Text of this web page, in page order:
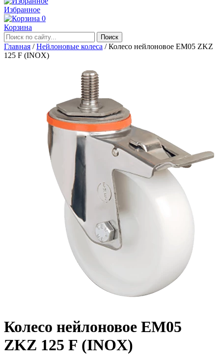
Избранное
0
Корзина
Главная /Нейлоновые колеса /Колесо нейлоновое EM05 ZKZ
125 F (INOX)
Колесо нейлоновое EM05
ZKZ 125 F (INOX)